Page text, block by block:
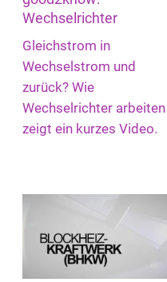
Wechselrichter
Gleichstrom in
Wechselstrom und
zurück? Wie
Wechselrichter arbeiten
zeigt ein kurzes Video.